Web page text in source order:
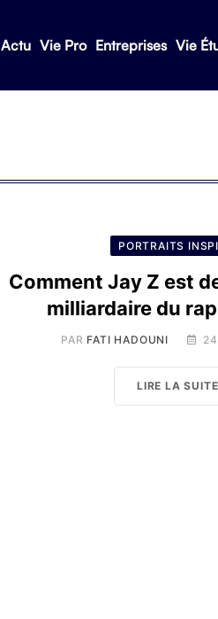
Actu Vie Pro Entreprises Vie
PORTRAITS
Comment Jay Z est
milliardaire du
PAR FATI HADOUNI
LIRE LA SUITE